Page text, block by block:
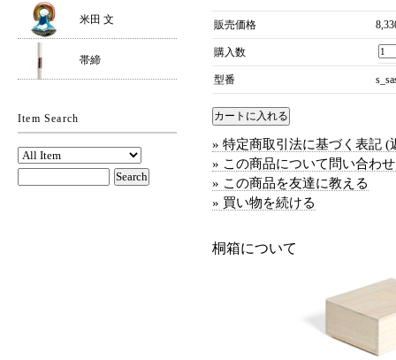
販売価格
購入数
型番
» 特定商取引法に基づく表記 (
» この商品について問い合わ
» この商品を友達に教える
» 買い物を続ける
桐箱について
米田 文
帯締
Item Search